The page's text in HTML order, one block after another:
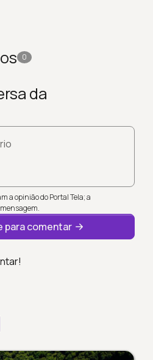
0
da
a opinião do Portal Tela; a
para comentar